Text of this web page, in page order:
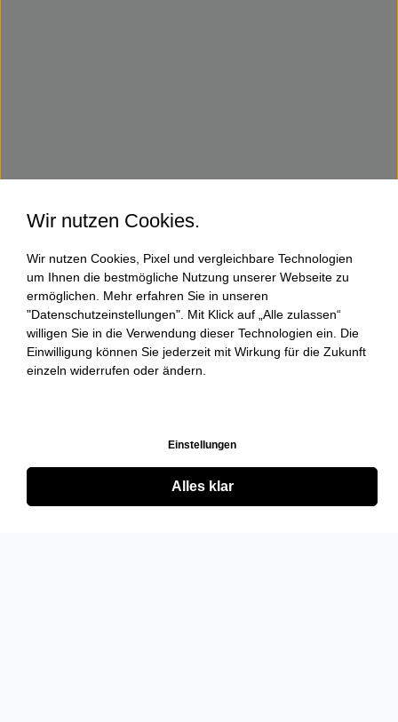
Wir nutzen Cookies.
Wir nutzen Cookies, Pixel und vergleichbare Technologien
um Ihnen die bestmögliche Nutzung unserer Webseite zu
ermöglichen. Mehr erfahren Sie in unseren
"Datenschutzeinstellungen". Mit Klick auf „Alle zulassen“
willigen Sie in die Verwendung dieser Technologien ein. Die
Einwilligung können Sie jederzeit mit Wirkung für die Zukunft
einzeln widerrufen oder ändern.
Einstellungen
Alles klar